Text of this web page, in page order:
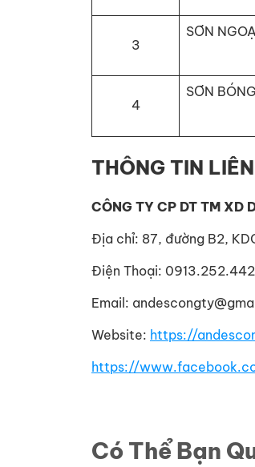
3
SƠN
4
SƠN
THÔNG TIN
CÔNG TY CP DT TM XD
Địa chỉ: 87, đường B2,
Điện Thoại:
Email:
Website: https://
https://
Có Thể Bạn